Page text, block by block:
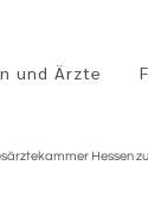
und Ärzte
Hessen